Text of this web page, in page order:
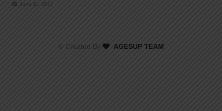
June 11, 2017
© Created By AGESUP TEAM